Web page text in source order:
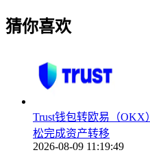
猜你喜欢
Trust钱包转欧易（
松完成资产转移
2026-08-09 11:19:49